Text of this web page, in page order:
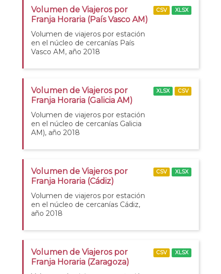
Volumen de Viajeros por
Franja Horaria (País Vasco AM)
Volumen de viajeros por estación
en el núcleo de cercanías País
Vasco AM, año 2018
CSV XLSX
Volumen de Viajeros por
Franja Horaria (Galicia AM)
Volumen de viajeros por estación
en el núcleo de cercanías Galicia
AM), año 2018
XLSX CSV
Volumen de Viajeros por
Franja Horaria (Cádiz)
Volumen de viajeros por estación
en el núcleo de cercanías Cádiz,
año 2018
CSV XLSX
Volumen de Viajeros por
Franja Horaria (Zaragoza)
CSV XLSX